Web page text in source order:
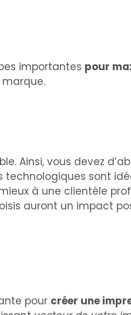
importantes pour
Ainsi, vous devez
technologiques sont
à une clientèle
auront un impact
pour créer une